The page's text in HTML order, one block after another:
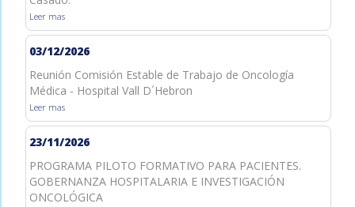
Leer mas
03/12/2026
Reunión Comisión Estable de Trabajo de Oncología
Médica - Hospital Vall D´Hebron
Leer mas
23/11/2026
PROGRAMA PILOTO FORMATIVO PARA PACIENTES.
GOBERNANZA HOSPITALARIA E INVESTIGACIÓN
ONCOLÓGICA